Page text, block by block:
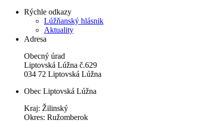
Rýchle odkazy
Lúžňanský hlásnik
Aktuality
Adresa
Obecný úrad
Liptovská Lúžna č.629
034 72 Liptovská Lúžna
Obec Liptovská Lúžna
Kraj: Žilinský
Okres: Ružomberok